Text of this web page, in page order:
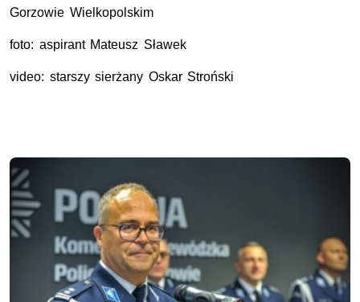
Gorzowie Wielkopolskim
foto: aspirant Mateusz Sławek
video: starszy sierżany Oskar Stroński